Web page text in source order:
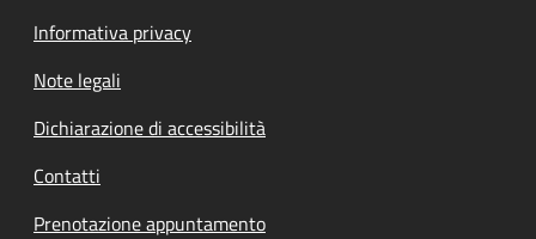
Informativa privacy
Note legali
Dichiarazione di accessibilità
Contatti
Prenotazione appuntamento